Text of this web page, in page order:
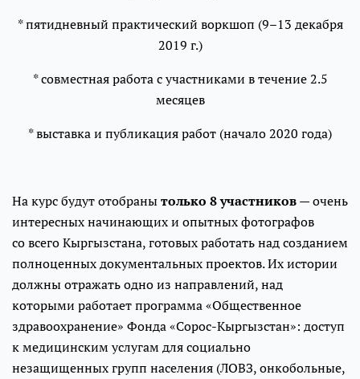
* пятидневный практический воркшоп (9–13 декабря
2019 г.)
* совместная работа с участниками в течение 2.5
месяцев
* выставка и публикация работ (начало 2020 года)
На курс будут отобранытолько 8 участников— очень
интересных начинающих и опытных фотографов
со всего Кыргызстана, готовых работать над созданием
полноценных документальных проектов. Их истории
должны отражать одно из направлений, над
которыми работает программа «Общественное
здравоохранение» Фонда «Сорос-Кыргызстан»: доступ
к медицинским услугам для социально
незащищенных групп населения (ЛОВЗ, онкобольные,